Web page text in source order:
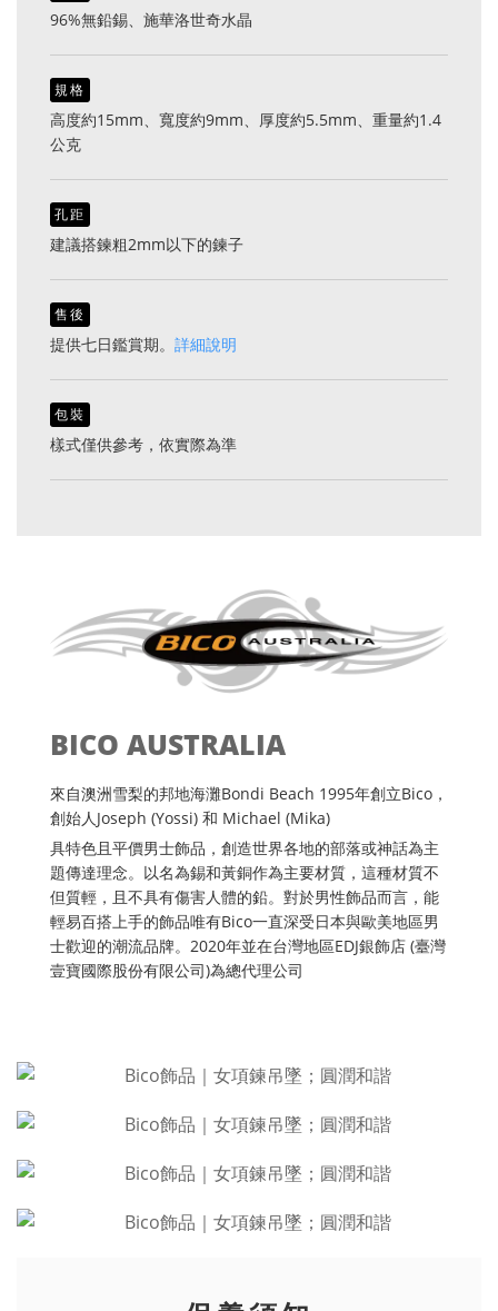
96%無鉛錫、施華洛世奇水晶
規格
高度約15mm、寬度約9mm、厚度約5.5mm、重量約1.4
公克
孔距
建議搭鍊粗2mm以下的鍊子
售後
提供七日鑑賞期。 詳細說明
包裝
樣式僅供參考，依實際為準
BICO AUSTRALIA
來自澳洲雪梨的邦地海灘Bondi Beach 1995年創立Bico，
創始人Joseph (Yossi) 和 Michael (Mika)
具特色且平價男士飾品，創造世界各地的部落或神話為主
題傳達理念。以名為錫和黃銅作為主要材質，這種材質不
但質輕，且不具有傷害人體的鉛。對於男性飾品而言，能
輕易百搭上手的飾品唯有Bico一直深受日本與歐美地區男
士歡迎的潮流品牌。2020年並在台灣地區EDJ銀飾店 (臺灣
壹寶國際股份有限公司)為總代理公司